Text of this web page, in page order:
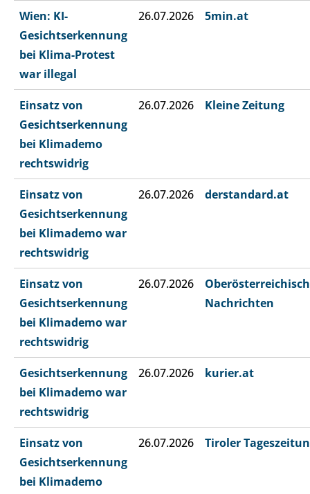
Wien: KI-
Gesichtserkennung
bei Klima-Protest
war illegal
26.07.2026 5min.at
Einsatz von
Gesichtserkennung
bei Klimademo
rechtswidrig
26.07.2026 Kleine Zeitung
Einsatz von
Gesichtserkennung
bei Klimademo war
rechtswidrig
26.07.2026 derstandard.at
Einsatz von
Gesichtserkennung
bei Klimademo war
rechtswidrig
26.07.2026
Nachrichten
Gesichtserkennung
bei Klimademo war
rechtswidrig
26.07.2026 kurier.at
Einsatz von
Gesichtserkennung
bei Klimademo
26.07.2026 Tiroler